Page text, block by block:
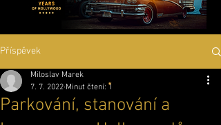
Příspěvek
Parkování, stanování a
Miloslav Marek
7. 7. 2022 Minut čtení: 1